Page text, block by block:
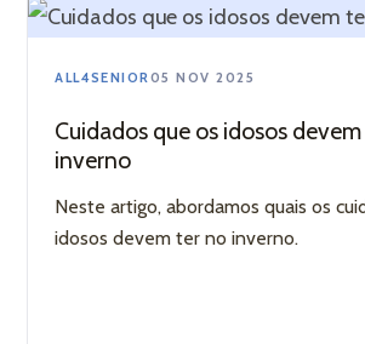
ALL4SENIOR 05 NOV 2025
Cuidados que os idosos
inverno
Neste artigo, abordamos quais os
idosos devem ter no inverno.